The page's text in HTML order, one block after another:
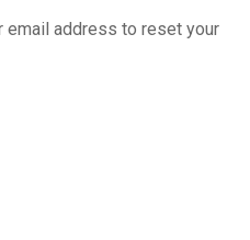
email address to reset your